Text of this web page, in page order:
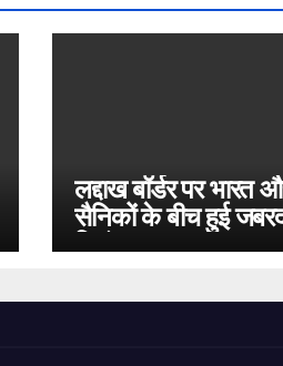
लद्दाख बॉर्डर पर भारत
सैनिकों के बीच हुई
भिड़ंत